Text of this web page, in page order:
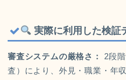
実際に利用した検証
審査システムの厳格さ：
2段
査）により、外見・職業・年